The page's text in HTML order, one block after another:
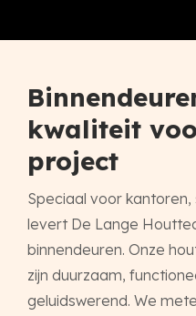
kwaliteit
project
Speciaal voor
levert De Lange
binnendeuren. Onze
zijn duurzaam,
geluidswerend. We